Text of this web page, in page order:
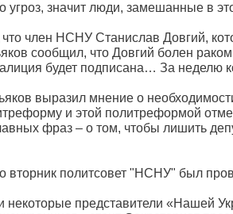
угроз, значит люди, замешанные в
что член НСНУ Станислав Довгий,
сообщил, что Довгий болен
будет подписана… За
выразил мнение о
и этой политреформой
фраз – о том, чтобы лишить
вторник политсовет "НСНУ" был
некоторые представители «Нашей